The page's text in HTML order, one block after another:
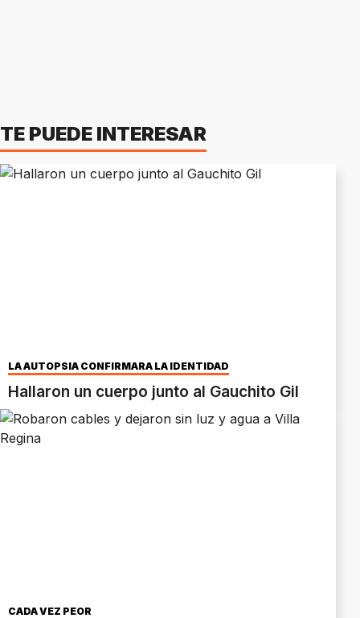
TE PUEDE INTERESAR
LA AUTOPSIA CONFIRMARÁ LA IDENTIDAD
Hallaron un cuerpo junto al Gauchito Gil
CADA VEZ PEOR